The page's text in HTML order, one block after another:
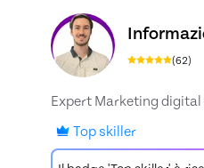
(62)
Expert Marketing
Top skiller